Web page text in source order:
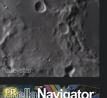
hare-star
PR